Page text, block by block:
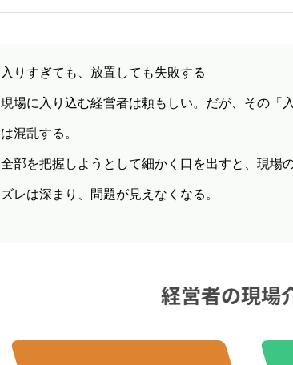
入りすぎても、放置しても失敗する
現場に入り込む経営者は頼もしい。だが、その「
は混乱する。
全部を把握しようとして細かく口を出すと、現場
ズレは深まり、問題が見えなくなる。